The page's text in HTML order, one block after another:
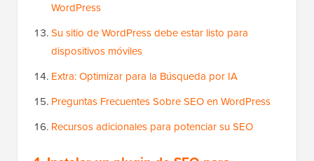
WordPress
Su sitio de WordPress debe estar listo para
dispositivos móviles
Extra: Optimizar para la Búsqueda por IA
Preguntas Frecuentes Sobre SEO en WordPress
Recursos adicionales para potenciar su SEO